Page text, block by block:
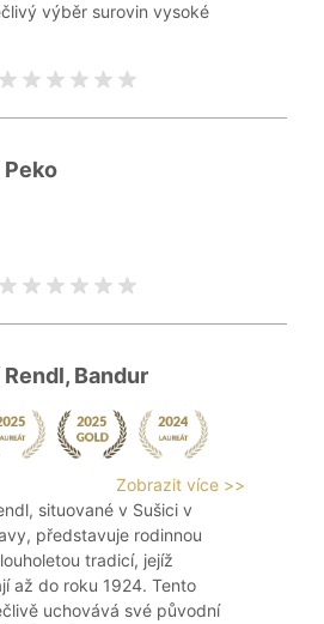
výběr surovin vysoké
Bandur
Zobrazit více >>
situované v Sušici v
představuje rodinnou
tradicí, jejíž
až do roku 1924. Tento
uchovává své původní